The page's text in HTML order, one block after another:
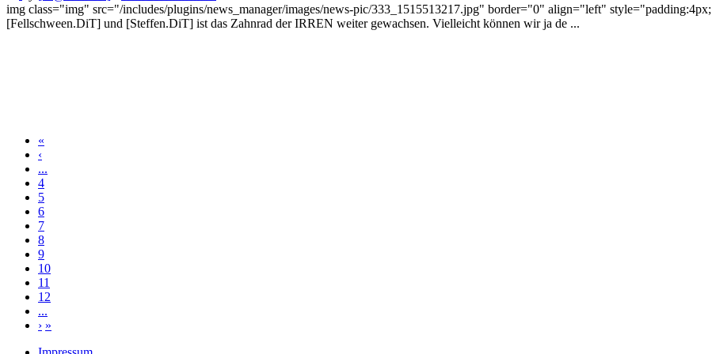
img class="img" src="/includes/plugins/news_manager/images/news-pic/333_1515513217.jpg" border="0" align="left"
[Fellschween.DiT] und [Steffen.DiT] ist das Zahnrad der IRREN weiter gewachsen. Vielleicht können wir ja de ...
«
‹
...
4
5
6
7
8
9
10
11
12
...
› »